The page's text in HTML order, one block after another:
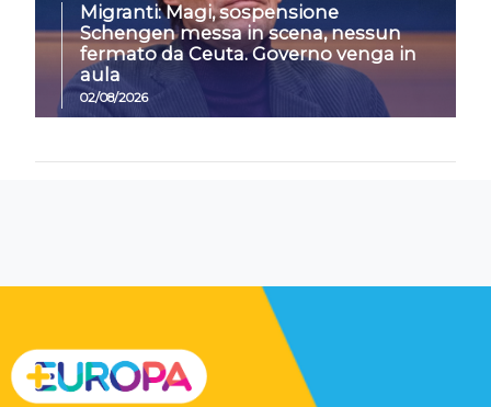
Migranti: Magi, sospensione
Schengen messa in scena, nessun
fermato da Ceuta. Governo venga in
aula
02/08/2026